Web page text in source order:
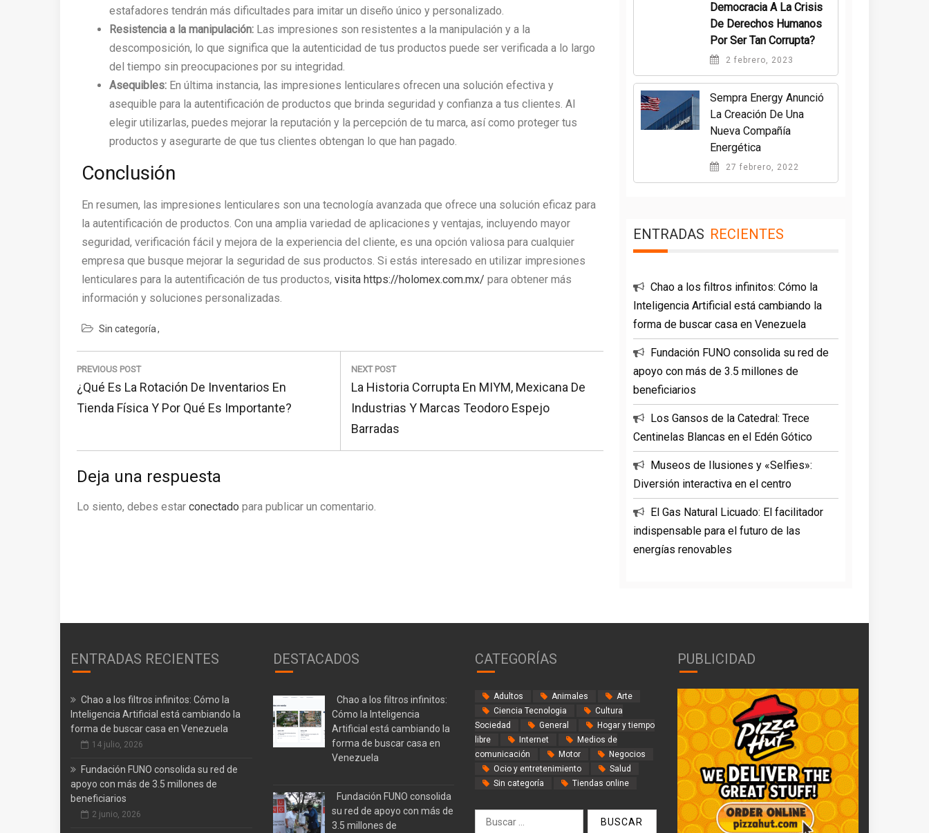
estafadores tendrán más dificultades para imitar un diseño único y personalizado.
Resistencia a la manipulación: Las impresiones son resistentes a la manipulación y a la
descomposición, lo que significa que la autenticidad de tus productos puede ser verificada a lo largo
del tiempo sin preocupaciones por su integridad.
Asequibles: En última instancia, las impresiones lenticulares ofrecen una solución efectiva y
asequible para la autentificación de productos que brinda seguridad y confianza a tus clientes. Al
elegir utilizarlas, puedes mejorar la reputación y la percepción de tu marca, así como proteger tus
productos y asegurarte de que tus clientes obtengan lo que han pagado.
Conclusión
En resumen, las impresiones lenticulares son una tecnología avanzada que ofrece una solución eficaz para
la autentificación de productos. Con una amplia variedad de aplicaciones y ventajas, incluyendo mayor
seguridad, verificación fácil y mejora de la experiencia del cliente, es una opción valiosa para cualquier
empresa que busque mejorar la seguridad de sus productos. Si estás interesado en utilizar impresiones
lenticulares para la autentificación de tus productos, visita https://holomex.com.mx/ para obtener más
información y soluciones personalizadas.
Sin categoría
Navegación
de
entradas
PREVIOUS POST
Previous
Post:
¿Qué Es La Rotación De Inventarios En
Tienda Física Y Por Qué Es Importante?
NEXT POST
Next
Post:
La Historia Corrupta En MIYM, Mexicana De
Industrias Y Marcas Teodoro Espejo
Barradas
Deja una respuesta
Lo siento, debes estar conectado para publicar un comentario.
Democracia A La Crisis
De Derechos Humanos
Por Ser Tan Corrupta?
2 febrero, 2023
Sempra Energy Anunció
La Creación De Una
Nueva Compañía
Energética
27 febrero, 2022
ENTRADAS RECIENTES
Chao a los filtros infinitos: Cómo la
Inteligencia Artificial está cambiando la
forma de buscar casa en Venezuela
Fundación FUNO consolida su red de
apoyo con más de 3.5 millones de
beneficiarios
Los Gansos de la Catedral: Trece
Centinelas Blancas en el Edén Gótico
Museos de Ilusiones y «Selfies»:
Diversión interactiva en el centro
El Gas Natural Licuado: El facilitador
indispensable para el futuro de las
energías renovables
ENTRADAS RECIENTES
Chao a los filtros infinitos: Cómo la
Inteligencia Artificial está cambiando la
forma de buscar casa en Venezuela
14 julio, 2026
Fundación FUNO consolida su red de
apoyo con más de 3.5 millones de
beneficiarios
2 junio, 2026
DESTACADOS
Chao a los filtros infinitos:
Cómo la Inteligencia
Artificial está cambiando la
forma de buscar casa en
Venezuela
Fundación FUNO consolida
su red de apoyo con más de
3.5 millones de
CATEGORÍAS
Adultos Animales
Arte
Ciencia Tecnologia
Cultura
Sociedad
General
Hogar y tiempo
libre
Internet
Medios de
comunicación
Motor
Negocios
Ocio y entretenimiento
Salud
Sin categoría
Tiendas online
Buscar:
PUBLICIDAD